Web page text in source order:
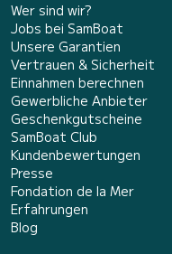
Wer sind wir?
Jobs bei SamBoat
Unsere Garantien
Vertrauen & Sicherheit
Einnahmen berechnen
Gewerbliche Anbieter
Geschenkgutscheine
SamBoat Club
Kundenbewertungen
Presse
Fondation de la Mer
Erfahrungen
Blog